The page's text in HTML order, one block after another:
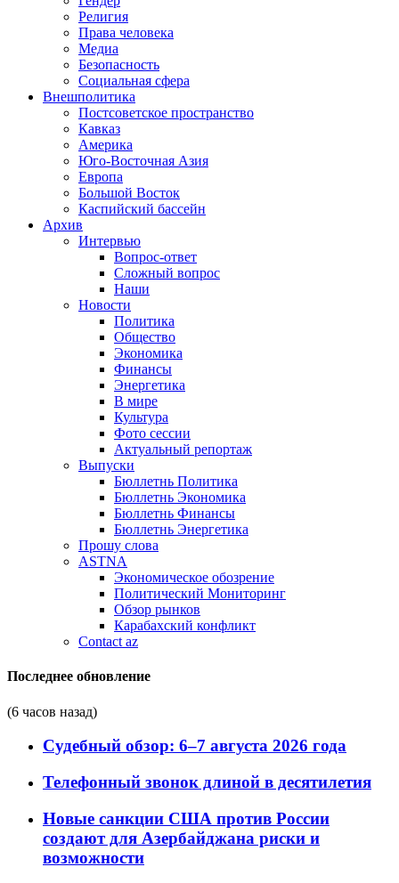
Религия
Права человека
Медиа
Безопасность
Социальная сфера
Внешполитика
Постсоветское пространство
Кавказ
Америка
Юго-Восточная Азия
Европа
Большой Восток
Каспийский бассейн
Архив
Интервью
Вопрос-ответ
Сложный вопрос
Наши
Новости
Политика
Общество
Экономика
Финансы
Энергетика
В мире
Культура
Фото сессии
Актуальный репортаж
Выпуски
Бюллетнь Политика
Бюллетнь Экономика
Бюллетнь Финансы
Бюллетнь Энергетика
Прошу слова
ASTNA
Экономическое обозрение
Политический Мониторинг
Обзор рынков
Карабахский конфликт
Contact az
Последнее обновление
(6 часов назад)
Судебный обзор: 6–7 августа 2026 года
Телефонный звонок длиной в десятилетия
Новые санкции США против России
создают для Азербайджана риски и
возможности